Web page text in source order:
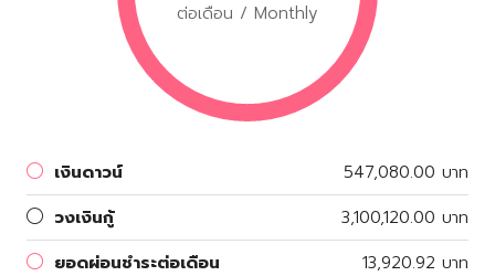
ต่อเดือน / Monthly
เงินดาวน์
547,080.00 บาท
วงเงินกู้
3,100,120.00 บาท
ยอดผ่อนชำระต่อเดือน
13,920.92 บาท